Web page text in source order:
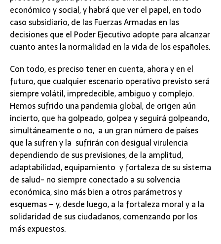
económico y social, y habrá que ver el papel, en todo
caso subsidiario, de las Fuerzas Armadas en las
decisiones que el Poder Ejecutivo adopte para alcanzar
cuanto antes la normalidad en la vida de los españoles.
Con todo, es preciso tener en cuenta, ahora y en el
futuro, que cualquier escenario operativo previsto será
siempre volátil, impredecible, ambiguo y complejo.
Hemos sufrido una pandemia global, de origen aún
incierto, que ha golpeado, golpea y seguirá golpeando,
simultáneamente o no, a un gran número de países
que la sufren y la sufrirán con desigual virulencia
dependiendo de sus previsiones, de la amplitud,
adaptabilidad, equipamiento y fortaleza de su sistema
de salud- no siempre conectado a su solvencia
económica, sino más bien a otros parámetros y
esquemas – y, desde luego, a la fortaleza moral y a la
solidaridad de sus ciudadanos, comenzando por los
más expuestos.